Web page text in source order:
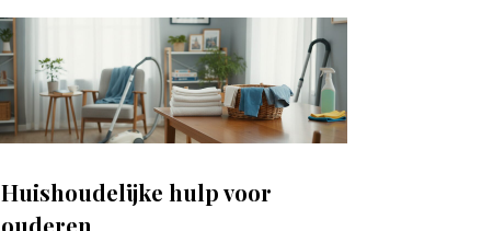
Huishoudelijke hulp voor